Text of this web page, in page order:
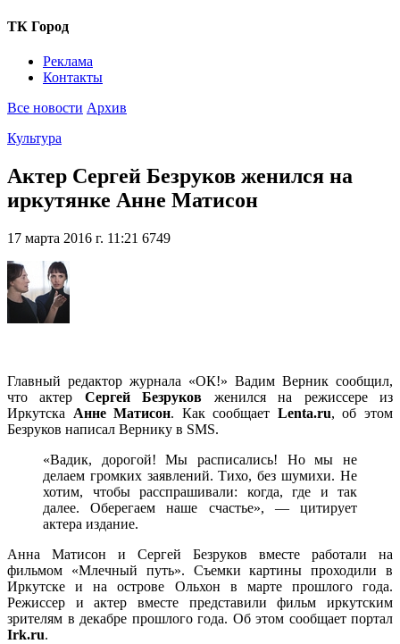
ТК Город
Реклама
Контакты
Все новости Архив
Культура
Актер Сергей Безруков женился на
иркутянке Анне Матисон
17 марта 2016 г. 11:21 6749
Главный редактор журнала «ОК!» Вадим Верник сообщил,
что актер Сергей Безруков женился на режиссере из
Иркутска Анне Матисон. Как сообщает Lenta.ru, об этом
Безруков написал Вернику в SMS.
«Вадик, дорогой! Мы расписались! Но мы не
делаем громких заявлений. Тихо, без шумихи. Не
хотим, чтобы расспрашивали: когда, где и так
далее. Оберегаем наше счастье», — цитирует
актера издание.
Анна Матисон и Сергей Безруков вместе работали на
фильмом «Млечный путь». Съемки картины проходили в
Иркутске и на острове Ольхон в марте прошлого года.
Режиссер и актер вместе представили фильм иркутским
зрителям в декабре прошлого года. Об этом сообщает портал
Irk.ru.